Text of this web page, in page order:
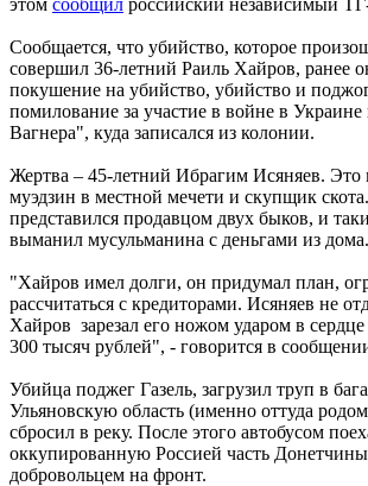
Сообщается, что убийство, которое
совершил 36-летний Раиль Хайров, ранее
покушение на убийство, убийство и
помилование за участие в войне в
Вагнера", куда записался из колонии.
Жертва – 45-летний Ибрагим Исяняев. Это
муэдзин в местной мечети и скупщик
представился продавцом двух быков, и
выманил мусульманина с деньгами из дома.
"Хайров имел долги, он придумал план,
рассчитаться с кредиторами. Исяняев не
Хайров зарезал его ножом ударом в сердце
300 тысяч рублей", - говорится в
Убийца поджег Газель, загрузил труп в
Ульяновскую область (именно оттуда
сбросил в реку. После этого автобусом
оккупированную Россией часть
добровольцем на фронт.